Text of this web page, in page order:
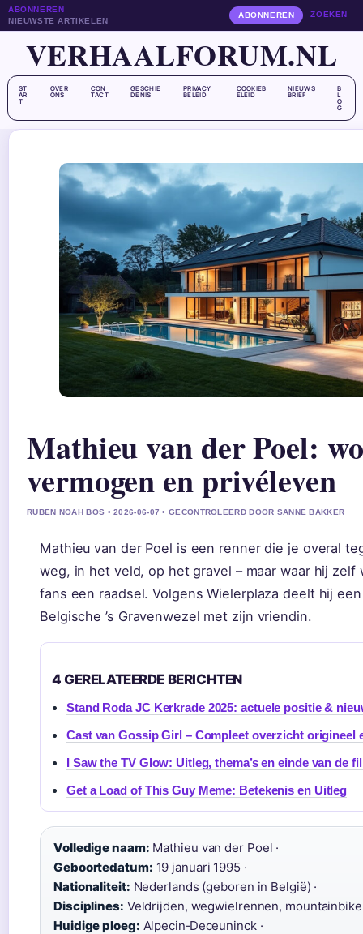
ABONNEREN
NIEUWSTE ARTIKELEN
ABONNEREN ZOEKEN
VERHAALFORUM.NL
ST
AR
T
OVER
ONS
CON
TACT
GESCHIE
DENIS
PRIVACY
BELEID
COOKIEB
ELEID
NIEUWS
BRIEF
B
L
O
G
Mathieu van der Poel:
vermogen en privéleven
RUBEN NOAH BOS • 2026-06-07 • GECONTROLEERD DOOR SANNE BAKKER
Mathieu van der Poel is een renner die je overal
weg, in het veld, op het gravel – maar waar hij zelf
fans een raadsel. Volgens Wielerplaza deelt hij
Belgische ’s Gravenwezel met zijn vriendin.
4 GERELATEERDE BERICHTEN
Stand Roda JC Kerkrade 2025: actuele positie &
Cast van Gossip Girl – Compleet overzicht origineel
I Saw the TV Glow: Uitleg, thema’s en einde van de
Get a Load of This Guy Meme: Betekenis en Uitleg
Volledige naam: Mathieu van der Poel ·
Geboortedatum: 19 januari 1995 ·
Nationaliteit: Nederlands (geboren in België) ·
Disciplines: Veldrijden, wegwielrennen,
Huidige ploeg: Alpecin‑Deceuninck ·